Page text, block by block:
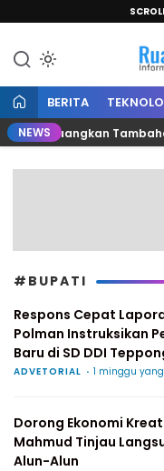
BERITA
NEWS
Perjuangkan Tambahan
#BUPATI
Respons Cepat
Polman Instruksikan
Baru di SD DDI
ADVETORIAL 1 minggu
Dorong Ekonomi
Mahmud Tinjau
Alun-Alun